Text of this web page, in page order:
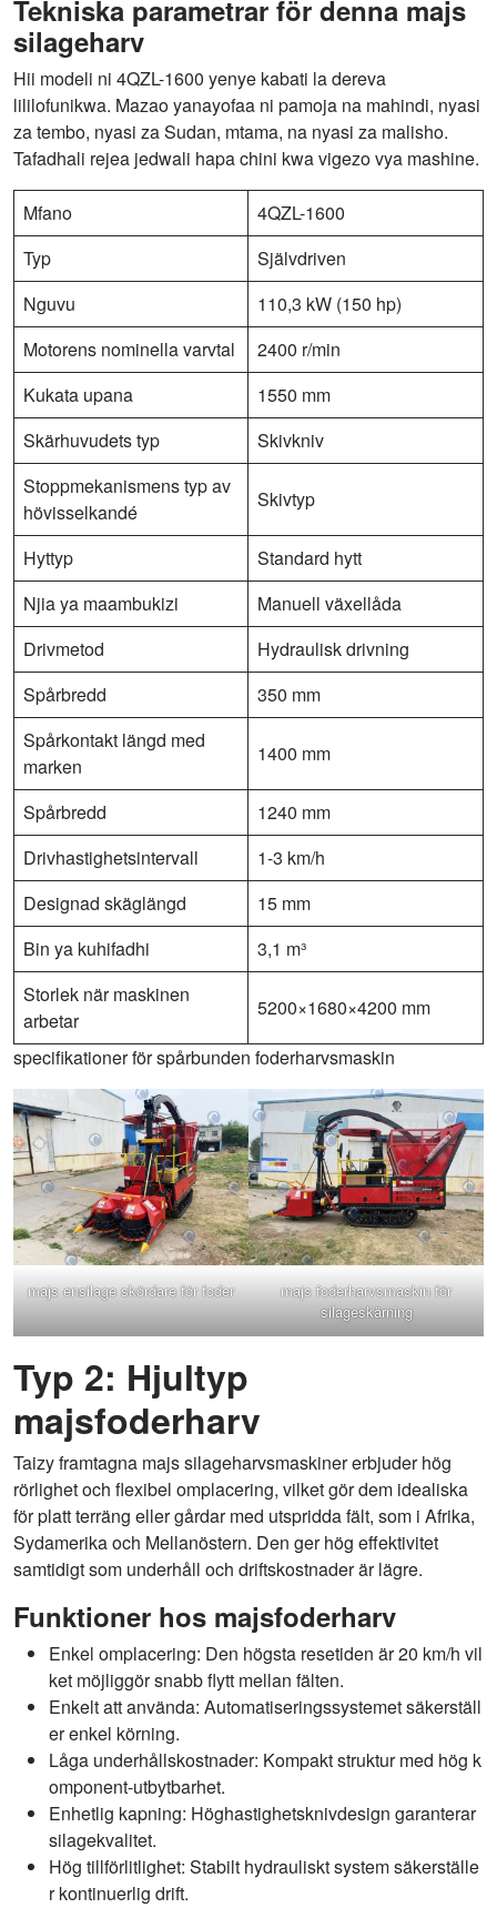
Tekniska parametrar för denna majs
silageharv
Hii modeli ni 4QZL-1600 yenye kabati la dereva
lililofunikwa. Mazao yanayofaa ni pamoja na mahindi, nyasi
za tembo, nyasi za Sudan, mtama, na nyasi za malisho.
Tafadhali rejea jedwali hapa chini kwa vigezo vya mashine.
Mfano
4QZL-1600
Typ
Självdriven
Nguvu
110,3 kW (150 hp)
Motorens nominella varvtal
2400 r/min
Kukata upana
1550 mm
Skärhuvudets typ
Skivkniv
Stoppmekanismens typ av
hövisselkandé
Skivtyp
Hyttyp
Standard hytt
Njia ya maambukizi
Manuell växellåda
Drivmetod
Hydraulisk drivning
Spårbredd
350 mm
Spårkontakt längd med
marken
1400 mm
Spårbredd
1240 mm
Drivhastighetsintervall
1-3 km/h
Designad skäglängd
15 mm
Bin ya kuhifadhi
3,1 m³
Storlek när maskinen
arbetar
5200×1680×4200 mm
specifikationer för spårbunden foderharvsmaskin
majs ensilage skördare för foder
majs foderharvsmaskin för
silageskärning
Typ 2: Hjultyp
majsfoderharv
Taizy framtagna majs silageharvsmaskiner erbjuder hög
rörlighet och flexibel omplacering, vilket gör dem idealiska
för platt terräng eller gårdar med utspridda fält, som i Afrika,
Sydamerika och Mellanöstern. Den ger hög effektivitet
samtidigt som underhåll och driftskostnader är lägre.
Funktioner hos majsfoderharv
Enkel omplacering: Den högsta resetiden är 20 km/h vil
ket möjliggör snabb flytt mellan fälten.
Enkelt att använda: Automatiseringssystemet säkerställ
er enkel körning.
Låga underhållskostnader: Kompakt struktur med hög k
omponent-utbytbarhet.
Enhetlig kapning: Höghastighetsknivdesign garanterar
silagekvalitet.
Hög tillförlitlighet: Stabilt hydrauliskt system säkerställe
r kontinuerlig drift.